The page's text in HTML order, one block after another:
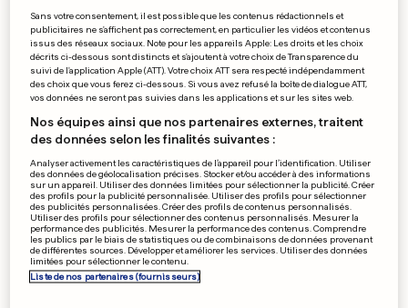
KATIE PRICE
Son car-jacking n'était pas
prévu au script
0 0
RUSSIE
Elle nie l'existence du VIH, son
bébé en meurt
0 0
Sans votre consentement, il est possible que les contenus rédactionnels et
publicitaires ne s'affichent pas correctement, en particulier les vidéos et contenus
issus des réseaux sociaux. Note pour les appareils Apple: Les droits et les choix
décrits ci-dessous sont distincts et s'ajoutent à votre choix de Transparence du
suivi de l'application Apple (ATT). Votre choix ATT sera respecté indépendamment
des choix que vous ferez ci-dessous. Si vous avez refusé la boîte de dialogue ATT,
vos données ne seront pas suivies dans les applications et sur les sites web.
Nos équipes ainsi que nos partenaires externes, traitent
des données selon les finalités suivantes :
Analyser activement les caractéristiques de l’appareil pour l’identification. Utiliser
des données de géolocalisation précises. Stocker et/ou accéder à des informations
sur un appareil. Utiliser des données limitées pour sélectionner la publicité. Créer
des profils pour la publicité personnalisée. Utiliser des profils pour sélectionner
des publicités personnalisées. Créer des profils de contenus personnalisés.
Utiliser des profils pour sélectionner des contenus personnalisés. Mesurer la
performance des publicités. Mesurer la performance des contenus. Comprendre
les publics par le biais de statistiques ou de combinaisons de données provenant
de différentes sources. Développer et améliorer les services. Utiliser des données
limitées pour sélectionner le contenu.
Liste de nos partenaires (fournisseurs)